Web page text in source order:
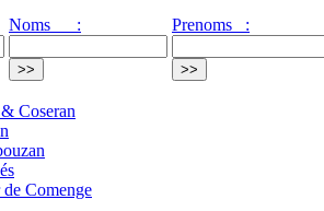
Noms : Prenoms :
Coseran
Comenge